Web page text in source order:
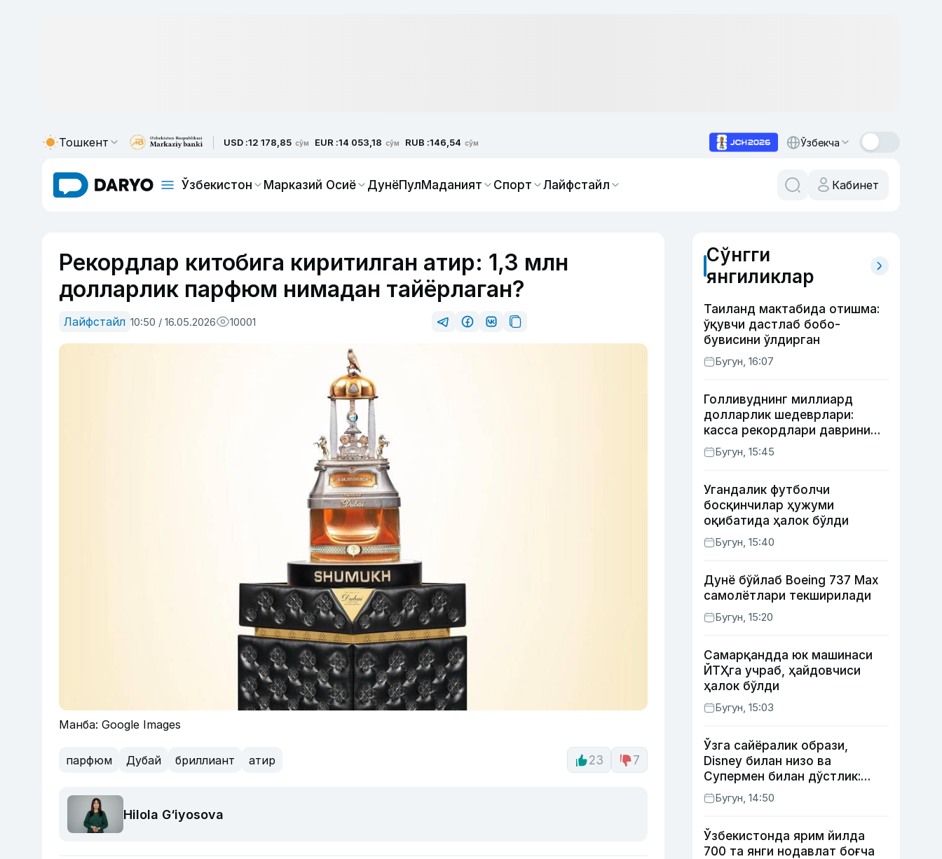
Тошкент USD :12 178,85 сўм EUR :14 053,18 сўм RUB :146,54 сўм Ўзбекча
Ўзбекистон Марказий Осиё ДунёПулМаданият Спорт Лайфстайл Кабинет
Рекордлар китобига киритилган атир: 1,3 млн
долларлик парфюм нимадан тайёрлаган?
Лайфстайл 10:50 / 16.05.2026 10001
Манба: Google Images
парфюм Дубай бриллиант атир 23 7
Hilola G‘iyosova
Сўнгги
янгиликлар
Таиланд мактабида отишма:
ўқувчи дастлаб бобо-
бувисини ўлдирган
Бугун, 16:07
Голливуднинг миллиард
долларлик шедеврлари:
касса рекордлари даврини
бошлаб берган 4 та фильм
Бугун, 15:45
Угандалик футболчи
босқинчилар ҳужуми
оқибатида ҳалок бўлди
Бугун, 15:40
Дунё бўйлаб Boeing 737 Мах
самолётлари текширилади
Бугун, 15:20
Самарқандда юк машинаси
ЙТҲга учраб, ҳайдовчиси
ҳалок бўлди
Бугун, 15:03
Ўзга сайёралик образи,
Disney билан низо ва
Супермен билан дўстлик:
актёр Робин Уильямс ҳақида
кўпчилик билмайдиган
Бугун, 14:50
Ўзбекистонда ярим йилда
700 та янги нодавлат боғча